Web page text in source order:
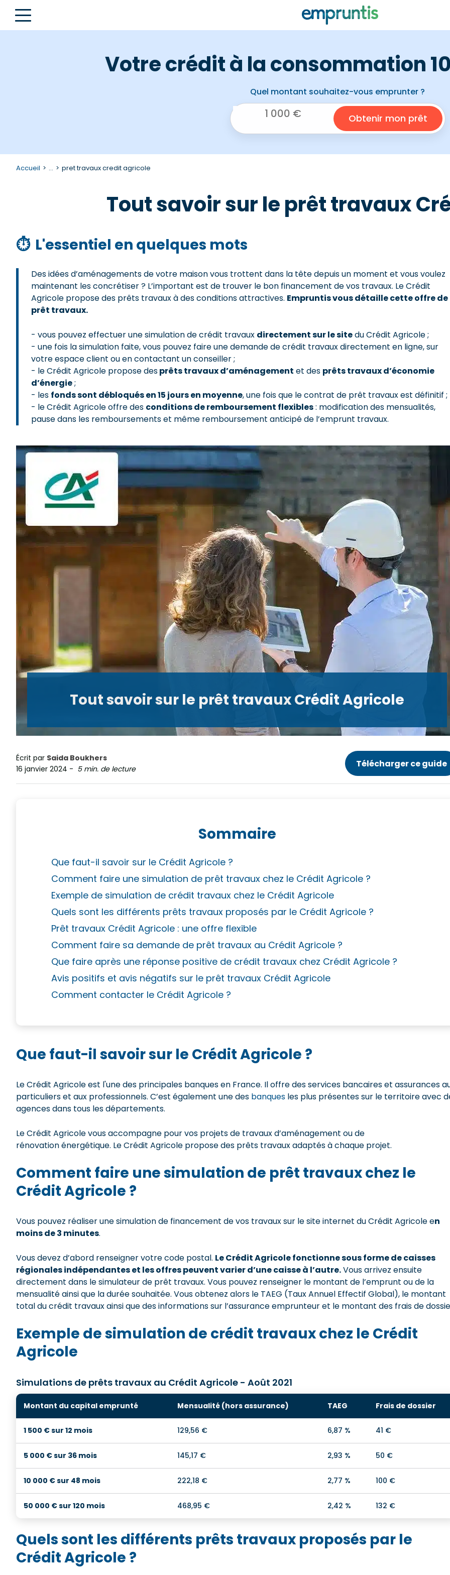
Votre crédit à la consommation
Quel montant souhaitez-vous emprunter ?
Accueil ... pret travaux credit agricole
Tout savoir sur le prêt travaux
⏱ L'essentiel en quelques mots
Des idées d’aménagements de votre maison vous trottent dans la tête depuis un moment et vous voulez
maintenant les concrétiser ? L’important est de trouver le bon financement de vos travaux. Le Crédit
Agricole propose des prêts travaux à des conditions attractives. Empruntis vous détaille cette offre de
prêt travaux.
- vous pouvez effectuer une simulation de crédit travaux directement sur le sitedu Crédit Agricole ;
- une fois la simulation faite, vous pouvez faire une demande de crédit travaux directement en ligne, sur
votre espace client ou en contactant un conseiller ;
- le Crédit Agricole propose desprêts travaux d’aménagement et des prêts travaux d’économie
d’énergie;
- les fonds sont débloqués en 15 jours en moyenne, une fois que le contrat de prêt travaux est définitif ;
- le Crédit Agricole offre des conditions de remboursement flexibles: modification des mensualités,
pause dans les remboursements et même remboursement anticipé de l’emprunt travaux.
Tout savoir sur le prêt travaux Crédit Agricole
Écrit par Saida Boukhers
16 janvier 2024 - 5 min. de lecture Télécharger ce guide
Sommaire
Que faut-il savoir sur le Crédit Agricole ?
Comment faire une simulation de prêt travaux chez le Crédit Agricole ?
Exemple de simulation de crédit travaux chez le Crédit Agricole
Quels sont les différents prêts travaux proposés par le Crédit Agricole ?
Prêt travaux Crédit Agricole : une offre flexible
Comment faire sa demande de prêt travaux au Crédit Agricole ?
Que faire après une réponse positive de crédit travaux chez Crédit Agricole ?
Avis positifs et avis négatifs sur le prêt travaux Crédit Agricole
Comment contacter le Crédit Agricole ?
Que faut-il savoir sur le Crédit Agricole ?
Le Crédit Agricole est l'une des principales banques en France. Il offre des services bancaires et assurances
particuliers et aux professionnels. C’est également une des banques les plus présentes sur le territoire avec
agences dans tous les départements.
Le Crédit Agricole vous accompagne pour vos projets de travaux d’aménagement ou de
rénovation énergétique. Le Crédit Agricole propose des prêts travaux adaptés à chaque projet.
Comment faire une simulation de prêt travaux chez le
Crédit Agricole ?
Vous pouvez réaliser une simulation de financement de vos travaux sur le site internet du Crédit Agricole en
moins de 3 minutes.
Vous devez d’abord renseigner votre code postal. Le Crédit Agricole fonctionne sous forme de caisses
régionales indépendantes et les offres peuvent varier d’une caisse à l’autre.Vous arrivez ensuite
directement dans le simulateur de prêt travaux. Vous pouvez renseigner le montant de l’emprunt ou de la
mensualité ainsi que la durée souhaitée. Vous obtenez alors le TAEG (Taux Annuel Effectif Global), le montant
total du crédit travaux ainsi que des informations sur l’assurance emprunteur et le montant des frais de
Exemple de simulation de crédit travaux chez le Crédit
Agricole
Simulations de prêts travaux au Crédit Agricole - Août 2021
Montant du capital emprunté Mensualité (hors assurance) TAEG Frais de dossier
1 500 € sur 12 mois 129,56 € 6,87 % 41 €
5 000 € sur 36 mois 145,17 € 2,93 % 50 €
10 000 € sur 48 mois 222,18 € 2,77 % 100 €
50 000 € sur 120 mois 468,95 € 2,42 % 132 €
Quels sont les différents prêts travaux proposés par le
Crédit Agricole ?